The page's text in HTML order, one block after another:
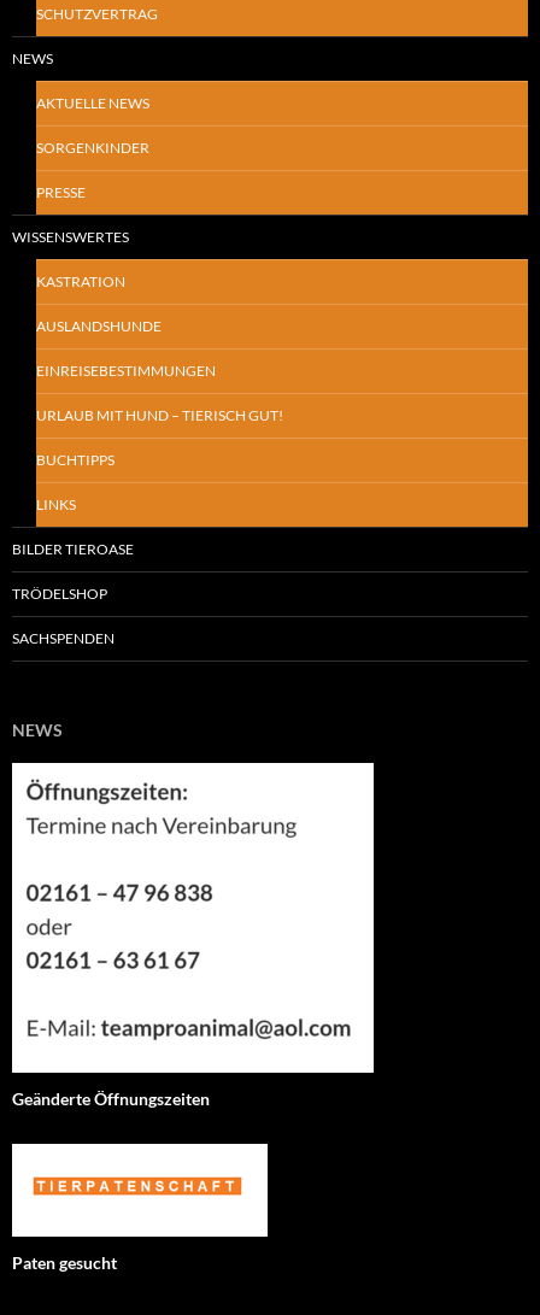
SCHUTZVERTRAG
NEWS
AKTUELLE NEWS
SORGENKINDER
PRESSE
WISSENSWERTES
KASTRATION
AUSLANDSHUNDE
EINREISEBESTIMMUNGEN
URLAUB MIT HUND – TIERISCH GUT!
BUCHTIPPS
LINKS
BILDER TIEROASE
TRÖDELSHOP
SACHSPENDEN
NEWS
Geänderte Öffnungszeiten
Paten gesucht